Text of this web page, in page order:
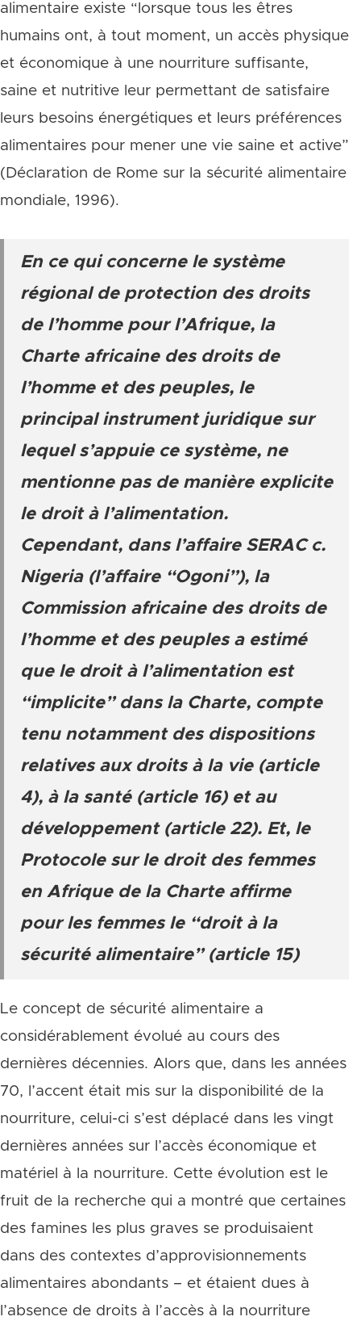
alimentaire existe “lorsque tous les êtres
humains ont, à tout moment, un accès physique
et économique à une nourriture suffisante,
saine et nutritive leur permettant de satisfaire
leurs besoins énergétiques et leurs préférences
alimentaires pour mener une vie saine et active”
(Déclaration de Rome sur la sécurité alimentaire
mondiale, 1996).
En ce qui concerne le système
régional de protection des droits
de l’homme pour l’Afrique, la
Charte africaine des droits de
l’homme et des peuples, le
principal instrument juridique sur
lequel s’appuie ce système, ne
mentionne pas de manière explicite
le droit à l’alimentation.
Cependant, dans l’affaire SERAC c.
Nigeria (l’affaire “Ogoni”), la
Commission africaine des droits de
l’homme et des peuples a estimé
que le droit à l’alimentation est
“implicite” dans la Charte, compte
tenu notamment des dispositions
relatives aux droits à la vie (article
4), à la santé (article 16) et au
développement (article 22). Et, le
Protocole sur le droit des femmes
en Afrique de la Charte affirme
pour les femmes le “droit à la
sécurité alimentaire” (article 15)
Le concept de sécurité alimentaire a
considérablement évolué au cours des
dernières décennies. Alors que, dans les années
70, l’accent était mis sur la disponibilité de la
nourriture, celui-ci s’est déplacé dans les vingt
dernières années sur l’accès économique et
matériel à la nourriture. Cette évolution est le
fruit de la recherche qui a montré que certaines
des famines les plus graves se produisaient
dans des contextes d’approvisionnements
alimentaires abondants – et étaient dues à
l’absence de droits à l’accès à la nourriture